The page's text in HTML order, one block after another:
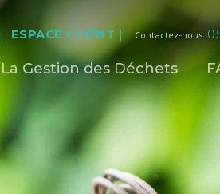
Contactez-nous
| ESPACE CLIENT |
La Gestion des Déchets